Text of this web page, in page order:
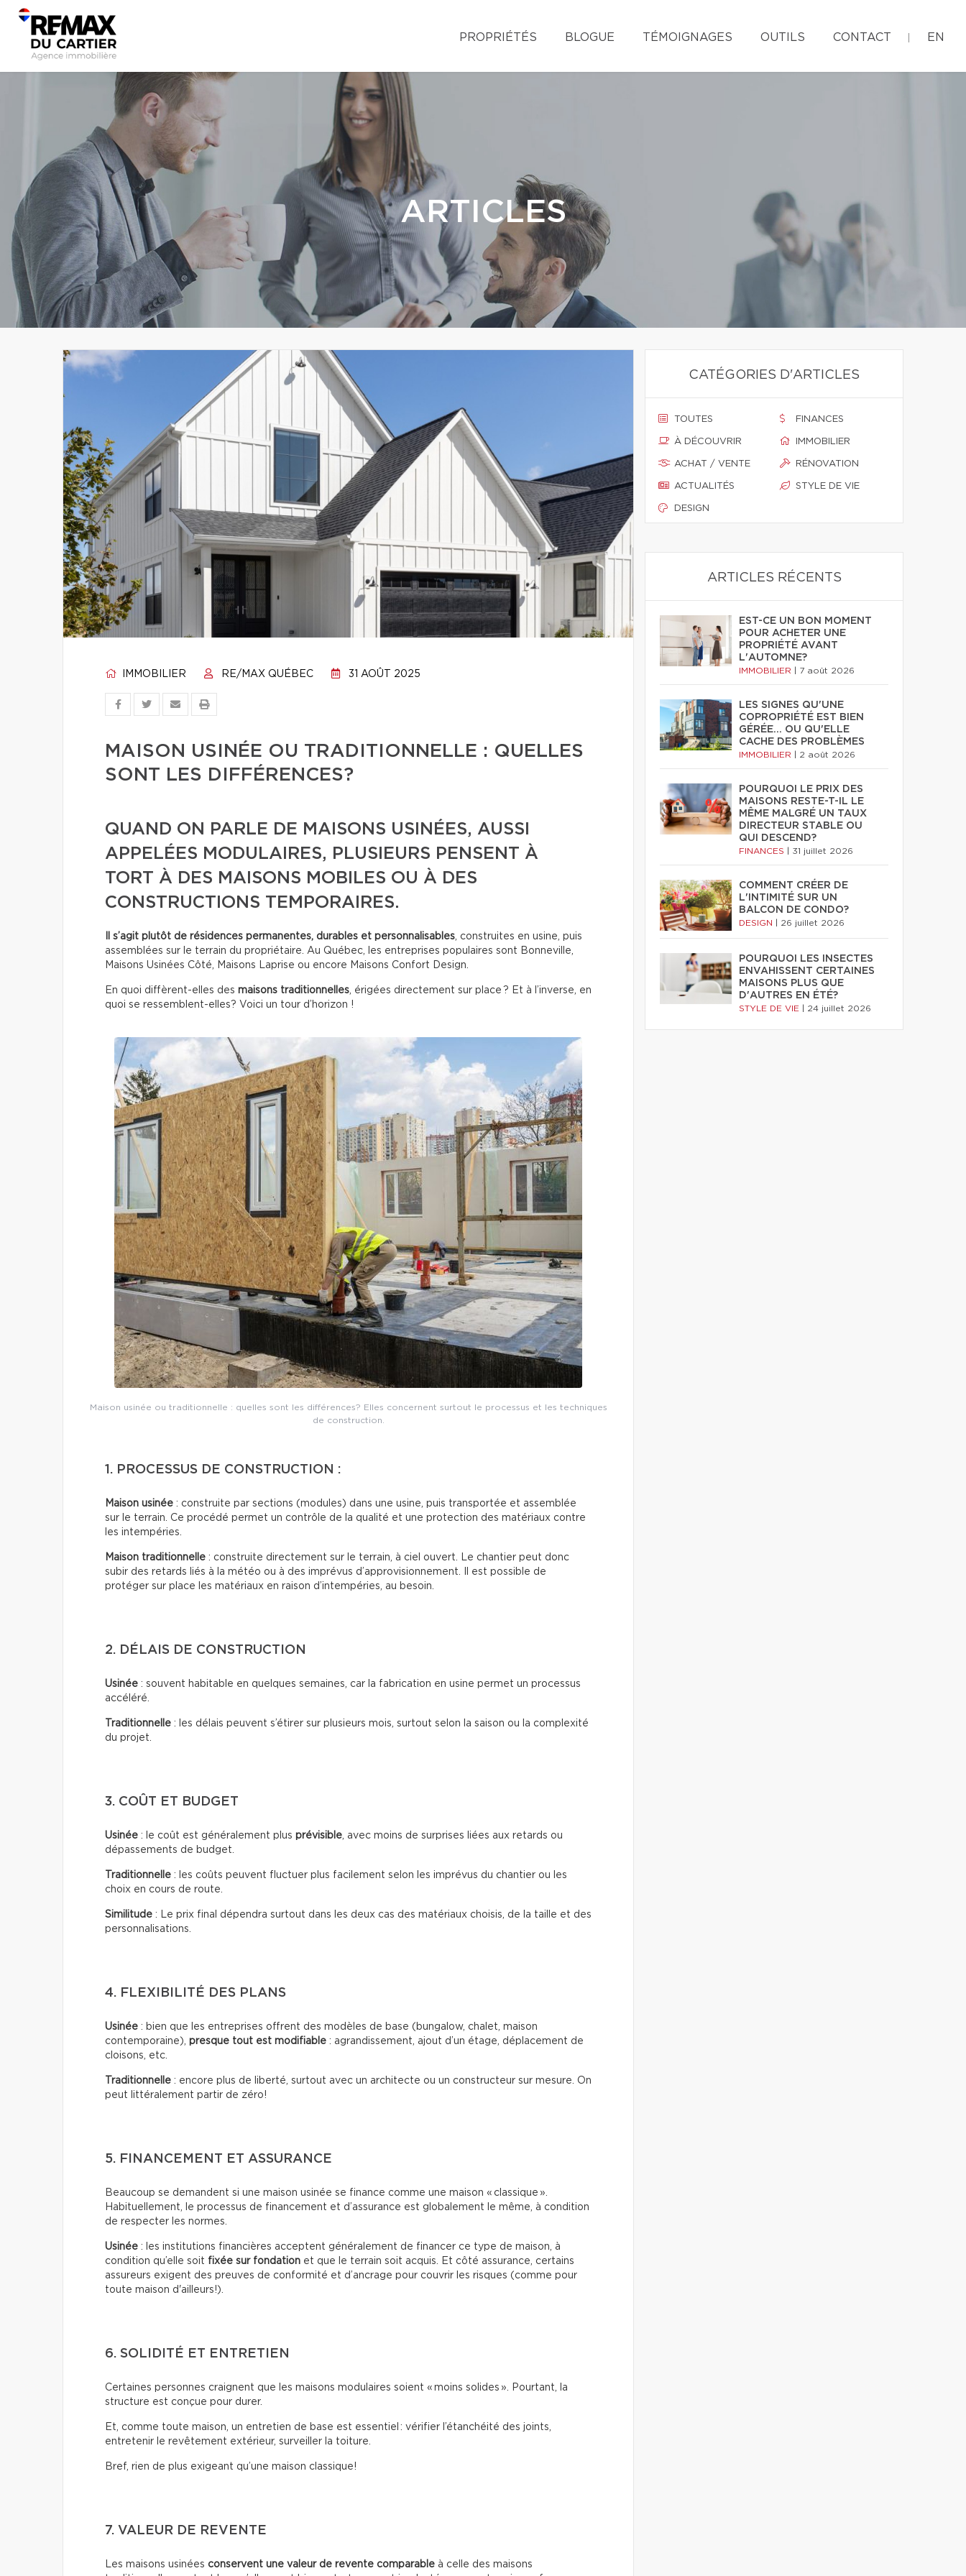
PROPRIÉTÉS BLOGUE TÉMOIGNAGES OUTILS CONTACT EN
ARTICLES
IMMOBILIER RE/MAX QUÉBEC 31 AOÛT 2025
MAISON USINÉE OU TRADITIONNELLE : QUELLES
SONT LES DIFFÉRENCES?
QUAND ON PARLE DE MAISONS USINÉES, AUSSI
APPELÉES MODULAIRES, PLUSIEURS PENSENT À
TORT À DES MAISONS MOBILES OU À DES
CONSTRUCTIONS TEMPORAIRES.
Il s’agit plutôt de résidences permanentes, durables et personnalisables, construites en usine, puis
assemblées sur le terrain du propriétaire. Au Québec, les entreprises populaires sont Bonneville,
Maisons Usinées Côté, Maisons Laprise ou encore Maisons Confort Design.
En quoi diffèrent-elles des maisons traditionnelles, érigées directement sur place ? Et à l’inverse, en
quoi se ressemblent-elles? Voici un tour d’horizon !
Maison usinée ou traditionnelle : quelles sont les différences? Elles concernent surtout le processus et les techniques
de construction.
1. PROCESSUS DE CONSTRUCTION :
Maison usinée : construite par sections (modules) dans une usine, puis transportée et assemblée
sur le terrain. Ce procédé permet un contrôle de la qualité et une protection des matériaux contre
les intempéries.
Maison traditionnelle : construite directement sur le terrain, à ciel ouvert. Le chantier peut donc
subir des retards liés à la météo ou à des imprévus d’approvisionnement. Il est possible de
protéger sur place les matériaux en raison d’intempéries, au besoin.
2. DÉLAIS DE CONSTRUCTION
Usinée : souvent habitable en quelques semaines, car la fabrication en usine permet un processus
accéléré.
Traditionnelle : les délais peuvent s’étirer sur plusieurs mois, surtout selon la saison ou la complexité
du projet.
3. COÛT ET BUDGET
Usinée : le coût est généralement plus prévisible, avec moins de surprises liées aux retards ou
dépassements de budget.
Traditionnelle : les coûts peuvent fluctuer plus facilement selon les imprévus du chantier ou les
choix en cours de route.
Similitude : Le prix final dépendra surtout dans les deux cas des matériaux choisis, de la taille et des
personnalisations.
4. FLEXIBILITÉ DES PLANS
Usinée : bien que les entreprises offrent des modèles de base (bungalow, chalet, maison
contemporaine), presque tout est modifiable : agrandissement, ajout d’un étage, déplacement de
cloisons, etc.
Traditionnelle : encore plus de liberté, surtout avec un architecte ou un constructeur sur mesure. On
peut littéralement partir de zéro!
5. FINANCEMENT ET ASSURANCE
Beaucoup se demandent si une maison usinée se finance comme une maison « classique ».
Habituellement, le processus de financement et d’assurance est globalement le même, à condition
de respecter les normes.
Usinée : les institutions financières acceptent généralement de financer ce type de maison, à
condition qu’elle soit fixée sur fondation et que le terrain soit acquis. Et côté assurance, certains
assureurs exigent des preuves de conformité et d’ancrage pour couvrir les risques (comme pour
toute maison d'ailleurs!).
6. SOLIDITÉ ET ENTRETIEN
Certaines personnes craignent que les maisons modulaires soient « moins solides ». Pourtant, la
structure est conçue pour durer.
Et, comme toute maison, un entretien de base est essentiel : vérifier l’étanchéité des joints,
entretenir le revêtement extérieur, surveiller la toiture.
Bref, rien de plus exigeant qu’une maison classique!
7. VALEUR DE REVENTE
Les maisons usinées conservent une valeur de revente comparable à celle des maisons
CATÉGORIES D'ARTICLES
TOUTES
À DÉCOUVRIR
ACHAT / VENTE
ACTUALITÉS
DESIGN
FINANCES
IMMOBILIER
RÉNOVATION
STYLE DE VIE
ARTICLES RÉCENTS
EST-CE UN BON MOMENT
POUR ACHETER UNE
PROPRIÉTÉ AVANT
L'AUTOMNE?
IMMOBILIER 7 août 2026
LES SIGNES QU'UNE
COPROPRIÉTÉ EST BIEN
GÉRÉE… OU QU'ELLE
CACHE DES PROBLÈMES
IMMOBILIER 2 août 2026
POURQUOI LE PRIX DES
MAISONS RESTE-T-IL LE
MÊME MALGRÉ UN TAUX
DIRECTEUR STABLE OU
QUI DESCEND?
FINANCES 31 juillet 2026
COMMENT CRÉER DE
L'INTIMITÉ SUR UN
BALCON DE CONDO?
DESIGN 26 juillet 2026
POURQUOI LES INSECTES
ENVAHISSENT CERTAINES
MAISONS PLUS QUE
D'AUTRES EN ÉTÉ?
STYLE DE VIE 24 juillet 2026